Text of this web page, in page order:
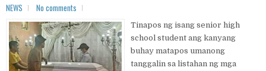
NEWS No comments
Tinapos ng isang senior high
school student ang kanyang
buhay matapos umanong
tanggalin sa listahan ng mga